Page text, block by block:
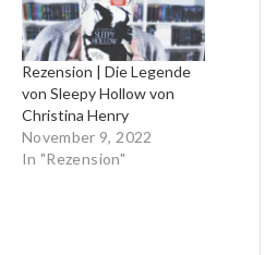
Rezension | Die Legende
von Sleepy Hollow von
Christina Henry
November 9, 2022
In "Rezension"